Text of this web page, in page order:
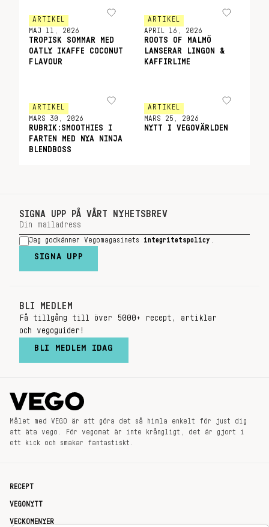
ARTIKEL
MAJ 11, 2026
TROPISK SOMMAR MED
OATLY IKAFFE COCONUT
FLAVOUR
ARTIKEL
APRIL 16, 2026
ROOTS OF MALMÖ
LANSERAR LINGON &
KAFFIRLIME
ARTIKEL
MARS 30, 2026
RUBRIK:SMOOTHIES I
FARTEN MED NYA NINJA
BLENDBOSS
ARTIKEL
MARS 25, 2026
NYTT I VEGOVÄRLDEN
SIGNA UPP PÅ VÅRT NYHETSBREV
Jag godkänner Vegomagasinets integritetspolicy
SIGNA UPP
BLI MEDLEM
Få tillgång till över 5000+ recept, artiklar
och vegoguider!
BLI MEDLEM IDAG
Målet med VEGO är att göra det så himla enkelt för just dig
att äta vego. För vegomat är inte krångligt, det är gjort i
ett kick och smakar fantastiskt.
RECEPT
VEGONYTT
VECKOMENYER